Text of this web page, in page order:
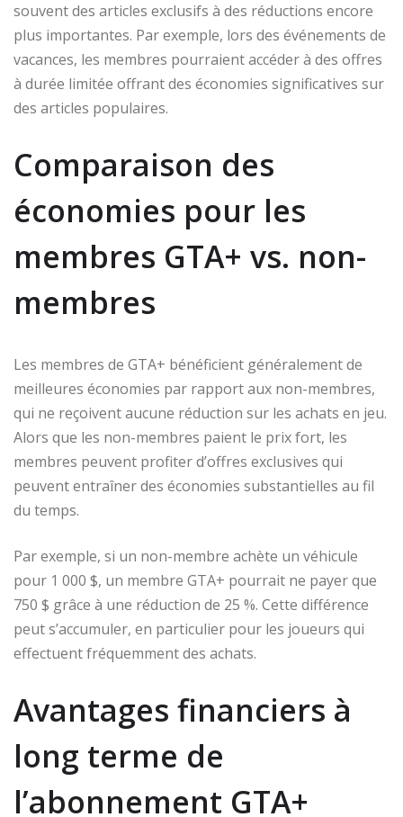
souvent des articles exclusifs à des réductions encore
plus importantes. Par exemple, lors des événements de
vacances, les membres pourraient accéder à des offres
à durée limitée offrant des économies significatives sur
des articles populaires.
Comparaison des
économies pour les
membres GTA+ vs. non-
membres
Les membres de GTA+ bénéficient généralement de
meilleures économies par rapport aux non-membres,
qui ne reçoivent aucune réduction sur les achats en jeu.
Alors que les non-membres paient le prix fort, les
membres peuvent profiter d’offres exclusives qui
peuvent entraîner des économies substantielles au fil
du temps.
Par exemple, si un non-membre achète un véhicule
pour 1 000 $, un membre GTA+ pourrait ne payer que
750 $ grâce à une réduction de 25 %. Cette différence
peut s’accumuler, en particulier pour les joueurs qui
effectuent fréquemment des achats.
Avantages financiers à
long terme de
l’abonnement GTA+